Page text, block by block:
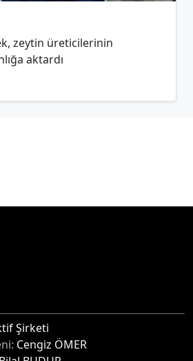
zeytin üreticilerinin
aktardı
Şirketi
Cengiz ÖMER